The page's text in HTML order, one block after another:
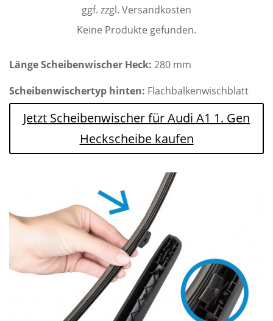
ggf. zzgl. Versandkosten
Keine Produkte gefunden.
Länge Scheibenwischer Heck: 280 mm
Scheibenwischertyp hinten: Flachbalkenwischblatt
Jetzt Scheibenwischer für Audi A1 1. Gen
Heckscheibe kaufen